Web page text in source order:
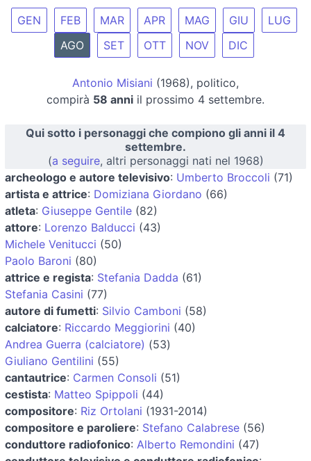
GEN FEB MAR APR MAG GIU
LUG
AGO
SET OTT NOV DIC
Antonio Misiani (1968), politico,
compirà 58 anni il prossimo 4 settembre.
Qui sotto i personaggi che compiono gli anni il 4
settembre.
(a seguire, altri personaggi nati nel 1968)
archeologo e autore televisivo: Umberto Broccoli (71)
artista e attrice: Domiziana Giordano (66)
atleta: Giuseppe Gentile (82)
attore: Lorenzo Balducci (43)
Michele Venitucci (50)
Paolo Baroni (80)
attrice e regista: Stefania Dadda (61)
Stefania Casini (77)
autore di fumetti: Silvio Camboni (58)
calciatore: Riccardo Meggiorini (40)
Andrea Guerra (calciatore) (53)
Giuliano Gentilini (55)
cantautrice: Carmen Consoli (51)
cestista: Matteo Spippoli (44)
compositore: Riz Ortolani (1931-2014)
compositore e paroliere: Stefano Calabrese (56)
conduttore radiofonico: Alberto Remondini (47)